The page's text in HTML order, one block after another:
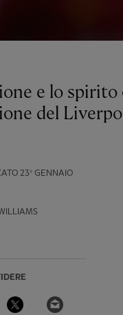
23º GENNAIO
Twitter
del